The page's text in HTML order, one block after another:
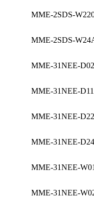
MME-2SDS-
MME-2SDS-
MME-31NEE-
MME-31NEE-
MME-31NEE-
MME-31NEE-
MME-31NEE-
MME-31NEE-